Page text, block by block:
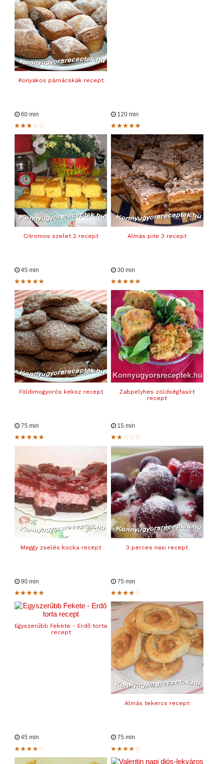
Konyakos párnácskák recept
60 min
Citromos szelet 2 recept
120 min
Almás pite 3 recept
45 min
Földimogyorós keksz recept
30 min
Zabpelyhes zöldségfasírt
recept
75 min
Meggy zselés kocka recept
15 min
3 perces nasi recept
90 min
Egyszerűbb Fekete - Erdő torta
recept
75 min
Almás tekercs recept
45 min 75 min